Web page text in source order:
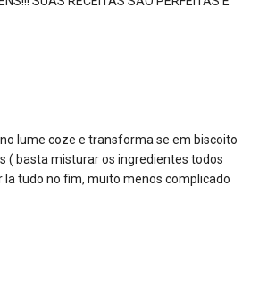
lume coze e transforma se em biscoito
( basta misturar os ingredientes todos
tudo no fim, muito menos complicado